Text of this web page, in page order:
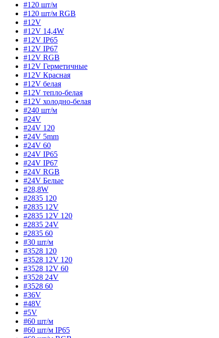
#120 шт/м
#120 шт/м RGB
#12V
#12V 14,4W
#12V IP65
#12V IP67
#12V RGB
#12V Герметичные
#12V Красная
#12V белая
#12V тепло-белая
#12V холодно-белая
#240 шт/м
#24V
#24V 120
#24V 5mm
#24V 60
#24V IP65
#24V IP67
#24V RGB
#24V Белые
#28,8W
#2835 120
#2835 12V
#2835 12V 120
#2835 24V
#2835 60
#30 шт/м
#3528 120
#3528 12V 120
#3528 12V 60
#3528 24V
#3528 60
#36V
#48V
#5V
#60 шт/м
#60 шт/м IP65